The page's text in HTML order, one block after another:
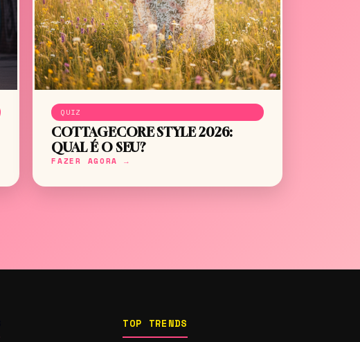
QUIZ
COTTAGECORE STYLE 2026:
QUAL É O SEU?
FAZER AGORA →
TOP TRENDS